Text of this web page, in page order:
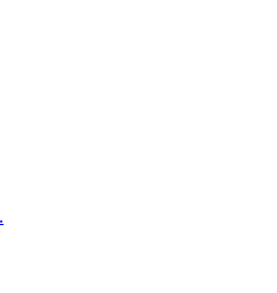
برای محصولات بیشتر کلیک کنید.